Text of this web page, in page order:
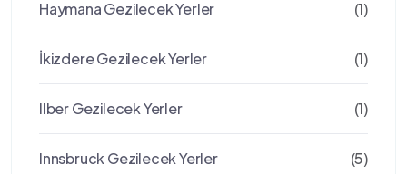
Haymana Gezilecek Yerler (1)
İkizdere Gezilecek Yerler (1)
Ilber Gezilecek Yerler (1)
Innsbruck Gezilecek Yerler (5)